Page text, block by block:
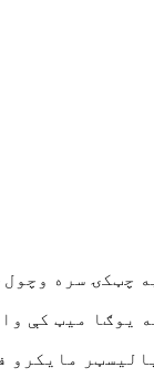
یوګا میټ کې